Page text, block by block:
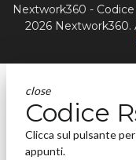
Nextwork360 -
2026 Nextwork360.
close
Codice
Clicca sul pulsante
appunti.